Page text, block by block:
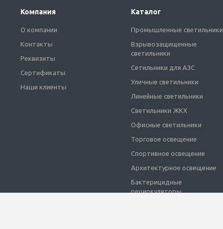
Компания
О компании
Контакты
Реквизиты
Сертификаты
Наши клиенты
Каталог
Промышленные светильники
Взрывозащищенные
светильники
Сетильники для АЗС
Уличные светильники
Линейные светильники
Светильники ЖКХ
Офисные светильники
Торговое освещение
Спортивное освещение
Архитектурное освещение
Бактерицидные
рециркуляторы